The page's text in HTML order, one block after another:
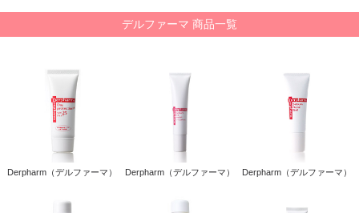
デルファーマ 商品一覧
Derpharm（デルファーマ） Derpharm（デルファーマ） Derpharm（デルファーマ）